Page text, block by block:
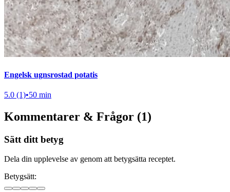
Engelsk ugnsrostad potatis
5.0 (1)•50 min
Kommentarer & Frågor (1)
Sätt ditt betyg
Dela din upplevelse av genom att betygsätta receptet.
Betygsätt: